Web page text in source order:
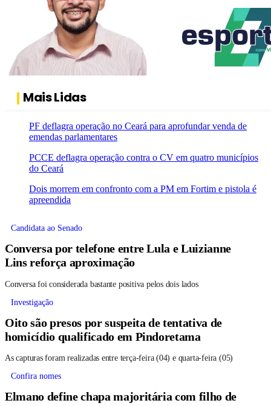
Mais Lidas
PF deflagra operação no Ceará para aprofundar venda de
emendas parlamentares
PCCE deflagra operação contra o CV em quatro municípios
do Ceará
Dois morrem em confronto com a PM em Fortim e pistola é
apreendida
Candidata ao Senado
Conversa por telefone entre Lula e Luizianne
Lins reforça aproximação
Conversa foi considerada bastante positiva pelos dois lados
Investigação
Oito são presos por suspeita de tentativa de
homicídio qualificado em Pindoretama
As capturas foram realizadas entre terça-feira (04) e quarta-feira (05)
Confira nomes
Elmano define chapa majoritária com filho de